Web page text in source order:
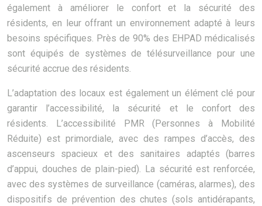
également à améliorer le confort et la sécurité des
résidents, en leur offrant un environnement adapté à leurs
besoins spécifiques. Près de 90% des EHPAD médicalisés
sont équipés de systèmes de télésurveillance pour une
sécurité accrue des résidents.
L’adaptation des locaux est également un élément clé pour
garantir l’accessibilité, la sécurité et le confort des
résidents. L’accessibilité PMR (Personnes à Mobilité
Réduite) est primordiale, avec des rampes d’accès, des
ascenseurs spacieux et des sanitaires adaptés (barres
d’appui, douches de plain-pied). La sécurité est renforcée,
avec des systèmes de surveillance (caméras, alarmes), des
dispositifs de prévention des chutes (sols antidérapants,